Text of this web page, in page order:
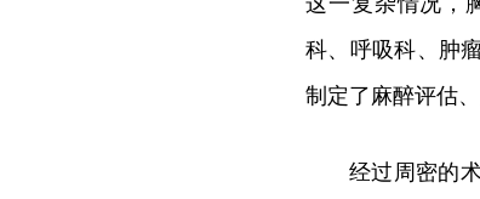
科、呼吸科、肿
制定了麻醉评估
经过周密的